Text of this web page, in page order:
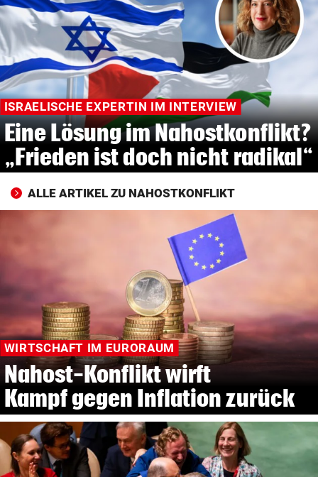
© Krone Multimedia GmbH & Co KG 2026
Muthgasse 2, 1190 Wien
ISRAELISCHE EXPERTIN IM INTERVIEW
Eine Lösung im Nahostkonflikt?
„Frieden ist doch nicht radikal“
ALLE ARTIKEL ZU NAHOSTKONFLIKT
WIRTSCHAFT IM EURORAUM
Nahost-Konflikt wirft
Kampf gegen Inflation zurück